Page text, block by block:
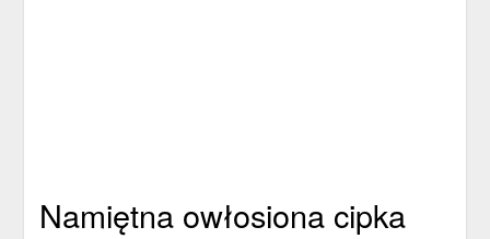
Namiętna owłosiona cipka